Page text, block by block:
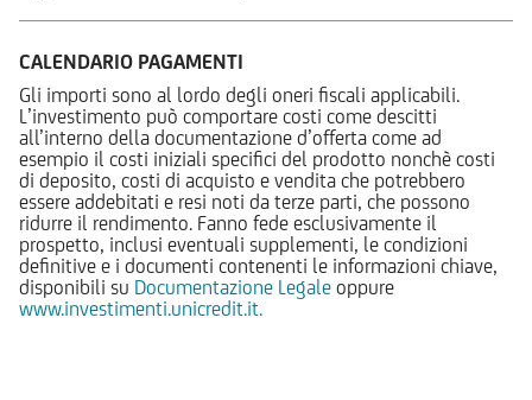
CALENDARIO PAGAMENTI
Gli importi sono al lordo degli oneri fiscali applicabili.
L’investimento può comportare costi come descitti
all’interno della documentazione d’offerta come ad
esempio il costi iniziali specifici del prodotto nonchè costi
di deposito, costi di acquisto e vendita che potrebbero
essere addebitati e resi noti da terze parti, che possono
ridurre il rendimento. Fanno fede esclusivamente il
prospetto, inclusi eventuali supplementi, le condizioni
definitive e i documenti contenenti le informazioni chiave,
disponibili su Documentazione Legale oppure
www.investimenti.unicredit.it.